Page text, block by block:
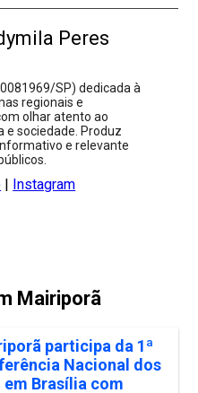
Peres
SP) dedicada à
regionais e
olhar atento ao
e sociedade. Produz
e relevante
Instagram
Mairiporã
participa da 1ª
Nacional dos
em Brasília com